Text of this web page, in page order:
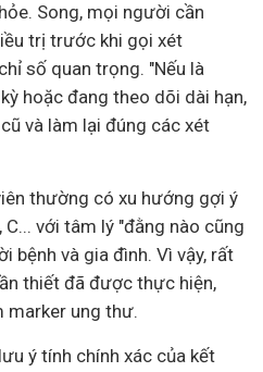
Song, mọi người cần
trị trước khi gọi xét
số quan trọng. "Nếu là
hoặc đang theo dõi dài hạn,
và làm lại đúng các xét
thường có xu hướng gợi ý
với tâm lý "đằng nào cũng
bệnh và gia đình. Vì vậy, rất
thiết đã được thực hiện,
marker ung thư.
ý tính chính xác của kết